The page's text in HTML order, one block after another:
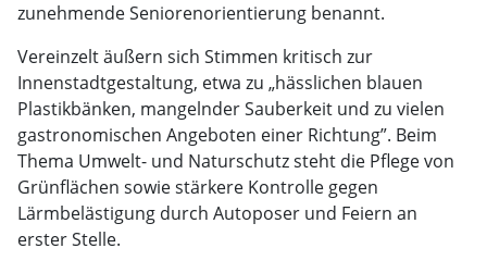
zunehmende Seniorenorientierung benannt.
Vereinzelt äußern sich Stimmen kritisch zur
Innenstadtgestaltung, etwa zu „hässlichen blauen
Plastikbänken, mangelnder Sauberkeit und zu vielen
gastronomischen Angeboten einer Richtung”. Beim
Thema Umwelt- und Naturschutz steht die Pflege von
Grünflächen sowie stärkere Kontrolle gegen
Lärmbelästigung durch Autoposer und Feiern an
erster Stelle.